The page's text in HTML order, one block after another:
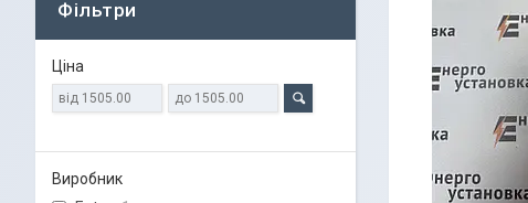
Фільтри
Ціна
Виробник